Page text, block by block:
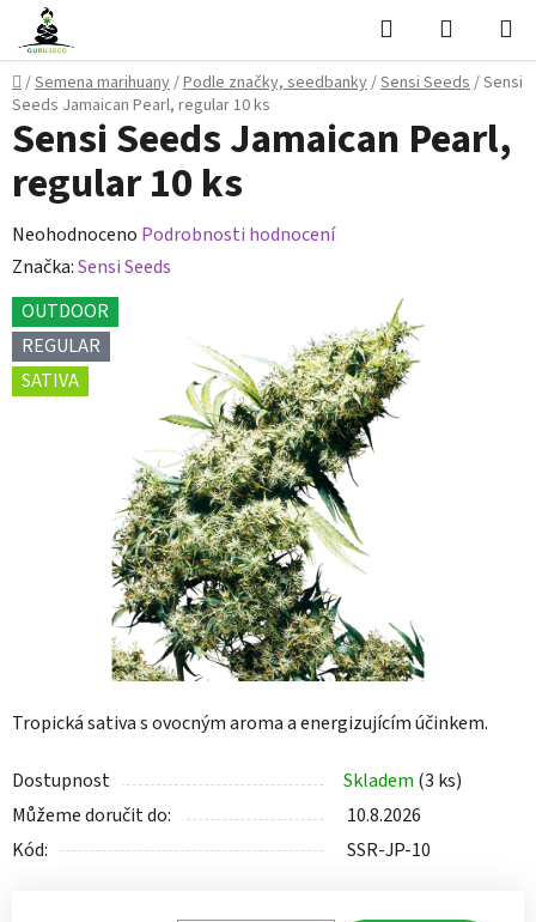
Přejít
obsah
Hledat
KOŠÍK
Domů
/Semena marihuany/Podle značky, seedbanky/Sensi Seeds/Sensi
Seeds Jamaican Pearl, regular 10 ks
Tropická sativa s ovocným aroma a energizujícím účinkem.
Dostupnost Skladem (3 ks)
Můžeme doručit do:
10.8.2026
Kód:
SSR-JP-10
Sensi Seeds Jamaican Pearl,
regular 10 ks
Průměrné
hodnocení
produktu
je
0,0
z
Neohodnoceno Podrobnosti hodnocení
Značka:Sensi Seeds
OUTDOOR
REGULAR
SATIVA